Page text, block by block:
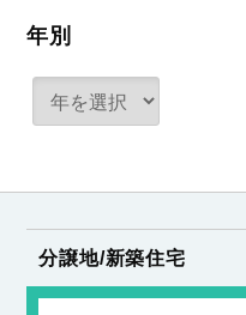
年別
分譲地/新築住宅